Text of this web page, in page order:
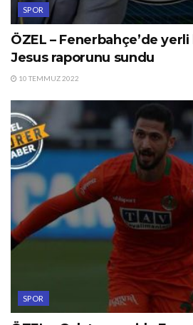
SPOR
ÖZEL – Fenerbahçe’de
Jesus raporunu sundu
10 TEMMUZ 2022
SPOR